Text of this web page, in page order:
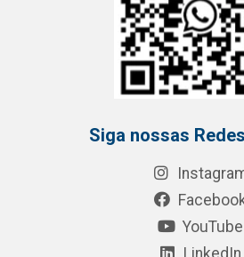
Siga nossas
YouTube